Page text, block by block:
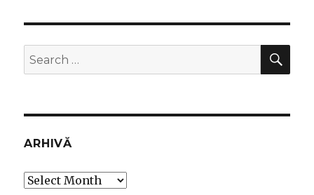
Search
for:
ARHIVĂ
Arhivă